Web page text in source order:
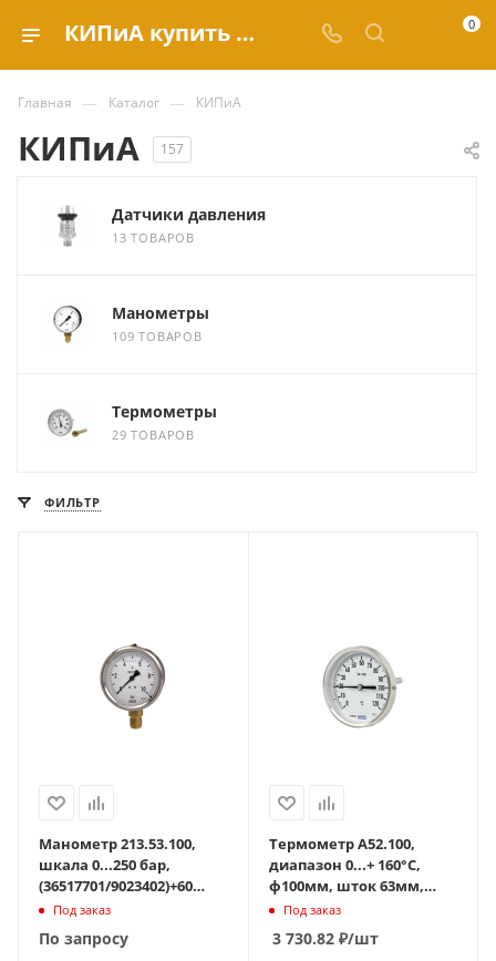
КИПиА купить по выгодным ценам в каталоге Valve.ru 0
Главная — Каталог — КИПиА
КИПиА 157
Датчики давления
13 ТОВАРОВ
Манометры
109 ТОВАРОВ
Термометры
29 ТОВАРОВ
ФИЛЬТР
Манометр 213.53.100,
шкала 0...250 бар,
(36517701/9023402)+60
град С, осевой G1/2B, с
Под заказ
По запросу
Термометр А52.100,
диапазон 0...+ 160°C,
ф100мм, шток 63мм,
(3904210/36535182) стат.
давл. до 25бар, гладкий
шток
Под заказ
3 730.82₽/шт